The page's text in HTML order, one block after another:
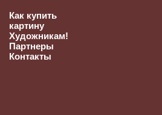
Как купить
картину
Художникам!
Партнеры
Контакты